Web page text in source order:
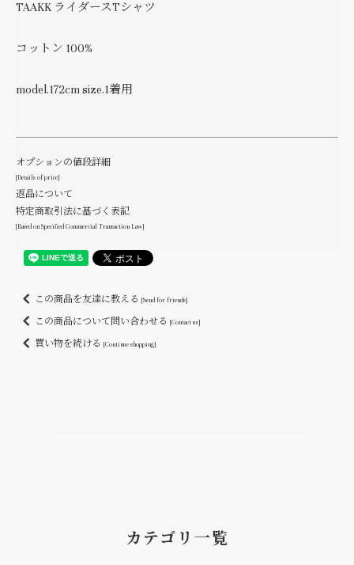
TAAKK ライダースTシャツ
コットン 100%
model.172cm size.1着用
オプションの値段詳細
[Details of price]
返品について
特定商取引法に基づく表記
[Based on Specified Commercial Transaction Law]
この商品を友達に教える [Send for friends]
この商品について問い合わせる [Contact us]
買い物を続ける [Continue shopping]
カテゴリ一覧